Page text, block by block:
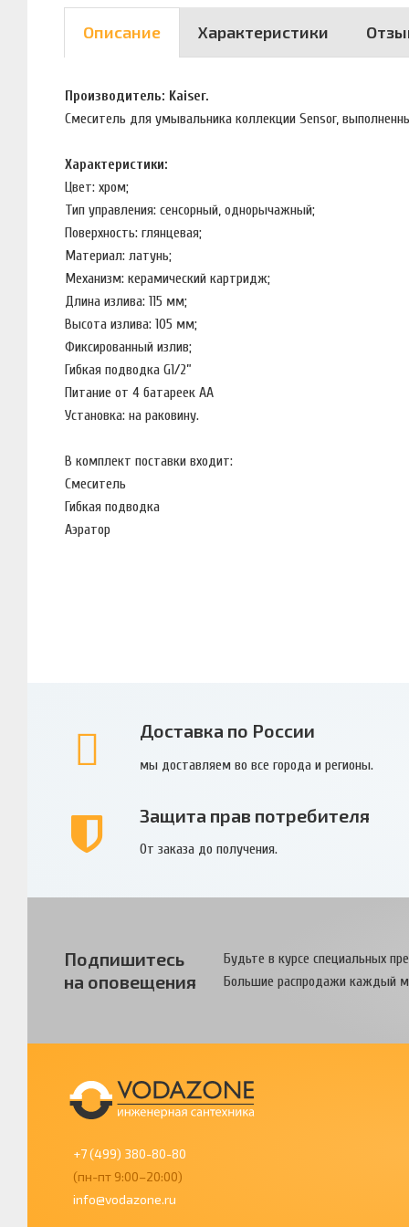
Описание Характеристики
Производитель: Kaiser.
Смеситель для умывальника коллекции Sensor,
Характеристики:
Цвет: хром;
Тип управления: сенсорный, однорычажный;
Поверхность: глянцевая;
Материал: латунь;
Механизм: керамический картридж;
Длина излива: 115 мм;
Высота излива: 105 мм;
Фиксированный излив;
Гибкая подводка G1/2”
Питание от 4 батареек АА
Установка: на раковину.
В комплект поставки входит:
Смеситель
Гибкая подводка
Аэратор
Доставка по России
мы доставляем во все города и регионы.
Защита прав потребителя
От заказа до получения.
Подпишитесь
на оповещения
Будьте в курсе специальных
Большие распродажи каждый
+7 (499) 380-80-80
(пн-пт 9:00–20:00)
info@vodazone.ru